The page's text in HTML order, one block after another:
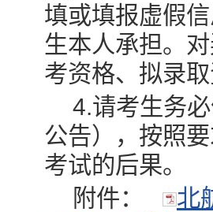
填或填报虚假
生本人承担。
考资格、拟录
4.请考生务
公告），按照
考试的后果。
附件：
北